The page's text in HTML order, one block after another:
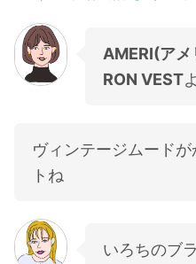
AMERI(ア
RON VESTよ
ヴィンテージムードが
トね
いろちのブ